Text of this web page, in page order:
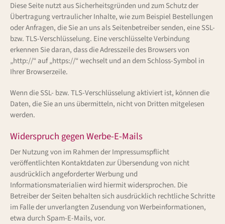
Diese Seite nutzt aus Sicherheitsgründen und zum Schutz der
Übertragung vertraulicher Inhalte, wie zum Beispiel Bestellungen
oder Anfragen, die Sie an uns als Seitenbetreiber senden, eine SSL-
bzw. TLS-Verschlüsselung. Eine verschlüsselte Verbindung
erkennen Sie daran, dass die Adresszeile des Browsers von
„http://“ auf „https://“ wechselt und an dem Schloss-Symbol in
Ihrer Browserzeile.
Wenn die SSL- bzw. TLS-Verschlüsselung aktiviert ist, können die
Daten, die Sie an uns übermitteln, nicht von Dritten mitgelesen
werden.
Widerspruch gegen Werbe-E-Mails
Der Nutzung von im Rahmen der Impressumspflicht
veröffentlichten Kontaktdaten zur Übersendung von nicht
ausdrücklich angeforderter Werbung und
Informationsmaterialien wird hiermit widersprochen. Die
Betreiber der Seiten behalten sich ausdrücklich rechtliche Schritte
im Falle der unverlangten Zusendung von Werbeinformationen,
etwa durch Spam-E-Mails, vor.